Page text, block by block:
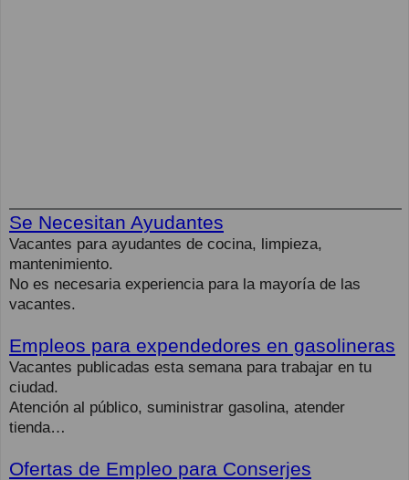
Se Necesitan Ayudantes
Vacantes para ayudantes de cocina, limpieza,
mantenimiento.
No es necesaria experiencia para la mayoría de las
vacantes.
Empleos para expendedores en gasolineras
Vacantes publicadas esta semana para trabajar en tu
ciudad.
Atención al público, suministrar gasolina, atender
tienda…
Ofertas de Empleo para Conserjes